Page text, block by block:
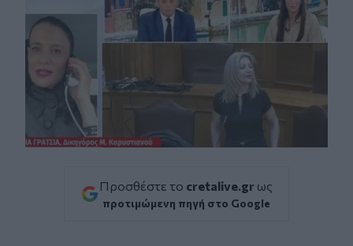
Προσθέστε το cretalive.gr ως
προτιμώμενη πηγή στο Google